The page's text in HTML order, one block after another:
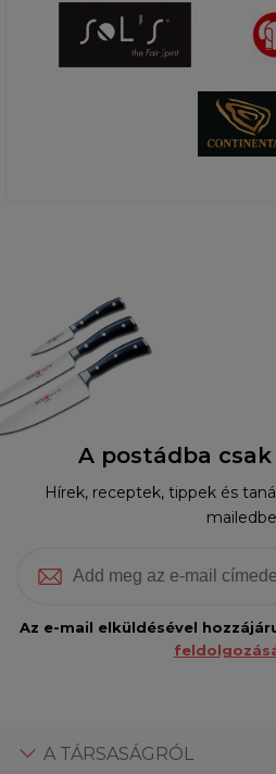
A postádba
Hírek, receptek, tippek és
Az e-mail elküldésével
A TÁRSASÁGRÓL